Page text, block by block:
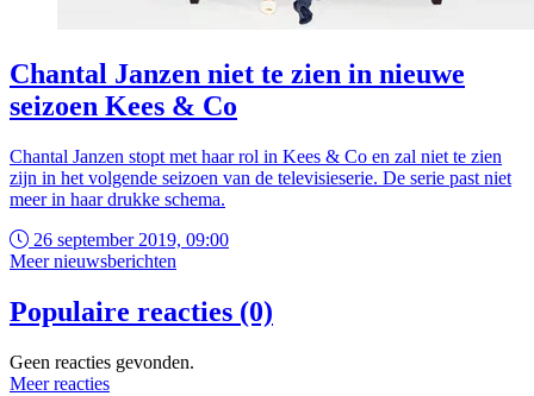
Chantal Janzen niet te zien in nieuwe
seizoen Kees & Co
Chantal Janzen stopt met haar rol in Kees & Co en zal niet te zien
zijn in het volgende seizoen van de televisieserie. De serie past niet
meer in haar drukke schema.
26 september 2019, 09:00
Meer nieuwsberichten
Populaire reacties (0)
Geen reacties gevonden.
Meer reacties